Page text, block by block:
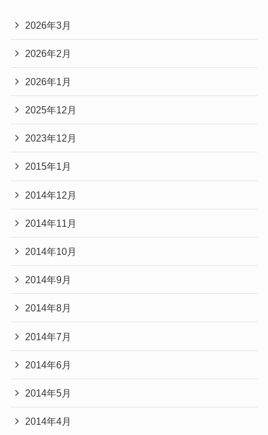
2026年3月
2026年2月
2026年1月
2025年12月
2023年12月
2015年1月
2014年12月
2014年11月
2014年10月
2014年9月
2014年8月
2014年7月
2014年6月
2014年5月
2014年4月